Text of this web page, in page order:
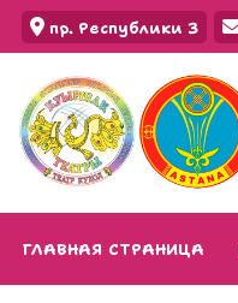
к
содержимому
пр. Республики 3
ГЛАВНАЯ СТРАНИЦА